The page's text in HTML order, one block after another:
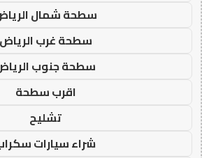
سطحة شمال
سطحة غرب الرياض
سطحة جنوب
اقرب سطحة
تشليح
شراء سيارات